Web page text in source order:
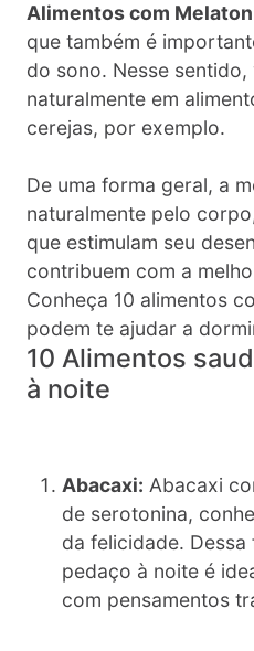
Alimentos com
que também é
do sono. Nesse
naturalmente em
cerejas, por exemplo.
De uma forma geral, a
naturalmente pelo
que estimulam seu
contribuem com a
Conheça 10 alimentos
podem te ajudar a
10 Alimentos
à noite
Abacaxi: Abacaxi
de serotonina,
da felicidade.
pedaço à noite é
com pensamentos